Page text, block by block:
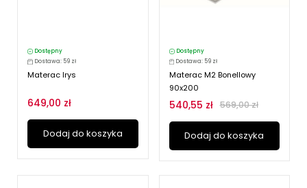
Dostępny
Dostawa: 59 zł
Materac Irys
649,00 zł
Dodaj do koszyka
Dostępny
Dostawa: 59 zł
Materac M2 Bonellowy
90x200
540,55 zł 569,00 zł
Dodaj do koszyka